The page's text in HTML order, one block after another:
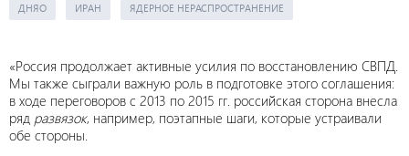
ДНЯО ИРАН ЯДЕРНОЕ НЕРАСПРОСТРАНЕНИЕ
«Россия продолжает активные усилия по восстановлению СВПД.
Мы также сыграли важную роль в подготовке этого соглашения:
в ходе переговоров с 2013 по 2015 гг. российская сторона внесла
ряд развязок, например, поэтапные шаги, которые устраивали
обе стороны.